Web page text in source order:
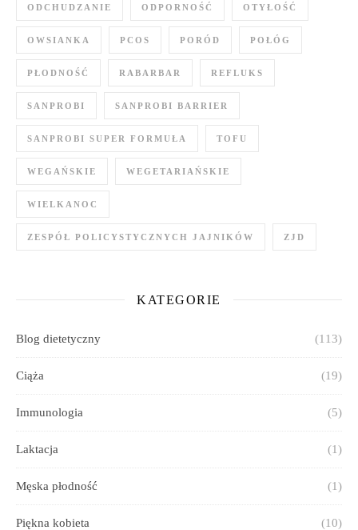
ODCHUDZANIE ODPORNOŚĆ OTYŁOŚĆ
OWSIANKA PCOS PORÓD POŁÓG
PŁODNOŚĆ RABARBAR REFLUKS
SANPROBI SANPROBI BARRIER
SANPROBI SUPER FORMUŁA TOFU
WEGAŃSKIE WEGETARIAŃSKIE
WIELKANOC
ZESPÓŁ POLICYSTYCZNYCH JAJNIKÓW ZJD
KATEGORIE
Blog dietetyczny (113)
Ciąża (19)
Immunologia (5)
Laktacja (1)
Męska płodność (1)
Piękna kobieta (10)